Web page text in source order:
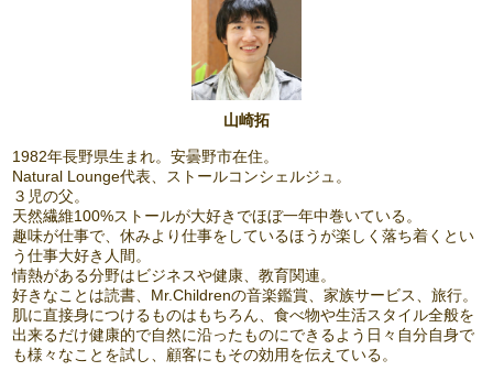
山崎拓
1982年長野県生まれ。安曇野市在住。
Natural Lounge代表、ストールコンシェルジュ。
３児の父。
天然繊維100%ストールが大好きでほぼ一年中巻いている。
趣味が仕事で、休みより仕事をしているほうが楽しく落ち着くとい
う仕事大好き人間。
情熱がある分野はビジネスや健康、教育関連。
好きなことは読書、Mr.Childrenの音楽鑑賞、家族サービス、旅行。
肌に直接身につけるものはもちろん、食べ物や生活スタイル全般を
出来るだけ健康的で自然に沿ったものにできるよう日々自分自身で
も様々なことを試し、顧客にもその効用を伝えている。